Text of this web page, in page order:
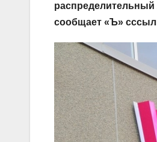
распределительный
сообщает «Ъ»